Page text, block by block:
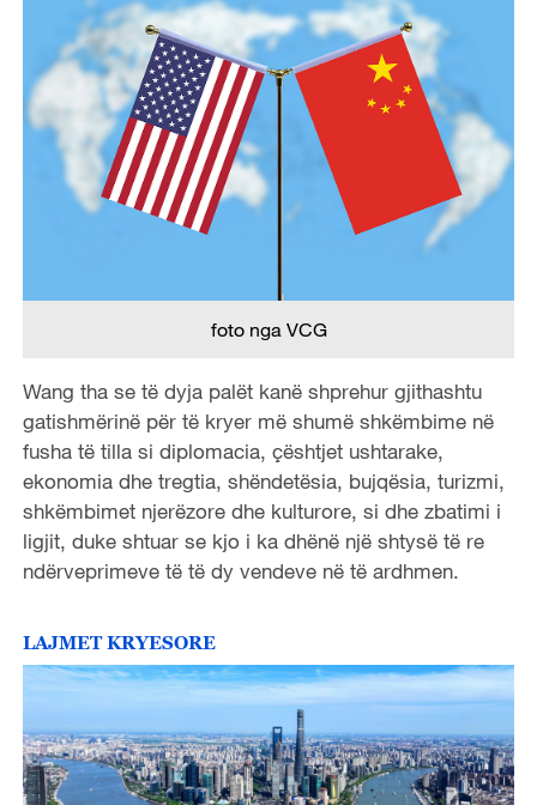
foto nga VCG
Wang tha se të dyja palët kanë shprehur gjithashtu
gatishmërinë për të kryer më shumë shkëmbime në
fusha të tilla si diplomacia, çështjet ushtarake,
ekonomia dhe tregtia, shëndetësia, bujqësia, turizmi,
shkëmbimet njerëzore dhe kulturore, si dhe zbatimi i
ligjit, duke shtuar se kjo i ka dhënë një shtysë të re
ndërveprimeve të të dy vendeve në të ardhmen.
LAJMET KRYESORE